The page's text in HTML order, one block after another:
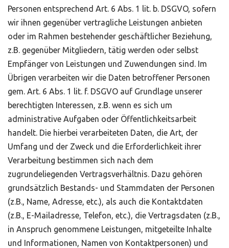
Personen entsprechend Art. 6 Abs. 1 lit. b. DSGVO, sofern
wir ihnen gegenüber vertragliche Leistungen anbieten
oder im Rahmen bestehender geschäftlicher Beziehung,
z.B. gegenüber Mitgliedern, tätig werden oder selbst
Empfänger von Leistungen und Zuwendungen sind. Im
Übrigen verarbeiten wir die Daten betroffener Personen
gem. Art. 6 Abs. 1 lit. f. DSGVO auf Grundlage unserer
berechtigten Interessen, z.B. wenn es sich um
administrative Aufgaben oder Öffentlichkeitsarbeit
handelt. Die hierbei verarbeiteten Daten, die Art, der
Umfang und der Zweck und die Erforderlichkeit ihrer
Verarbeitung bestimmen sich nach dem
zugrundeliegenden Vertragsverhältnis. Dazu gehören
grundsätzlich Bestands- und Stammdaten der Personen
(z.B., Name, Adresse, etc.), als auch die Kontaktdaten
(z.B., E-Mailadresse, Telefon, etc.), die Vertragsdaten (z.B.,
in Anspruch genommene Leistungen, mitgeteilte Inhalte
und Informationen, Namen von Kontaktpersonen) und